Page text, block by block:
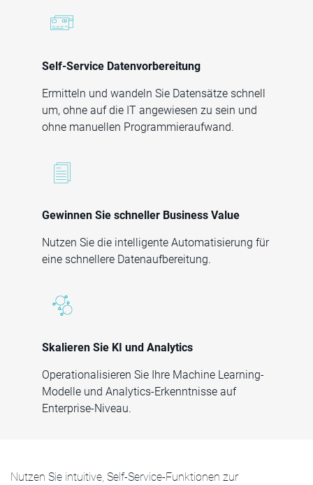
Self-Service Datenvorbereitung
Ermitteln und wandeln Sie Datensätze schnell
um, ohne auf die IT angewiesen zu sein und
ohne manuellen Programmieraufwand.
Gewinnen Sie schneller Business Value
Nutzen Sie die intelligente Automatisierung für
eine schnellere Datenaufbereitung.
Skalieren Sie KI und Analytics
Operationalisieren Sie Ihre Machine Learning-
Modelle und Analytics-Erkenntnisse auf
Enterprise-Niveau.
Nutzen Sie intuitive, Self-Service-Funktionen zur